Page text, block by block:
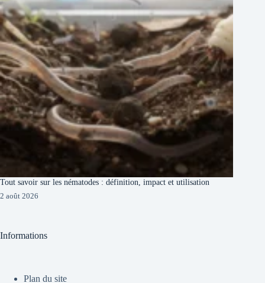
Tout savoir sur les nématodes : définition, impact et utilisation
2 août 2026
Informations
Plan du site